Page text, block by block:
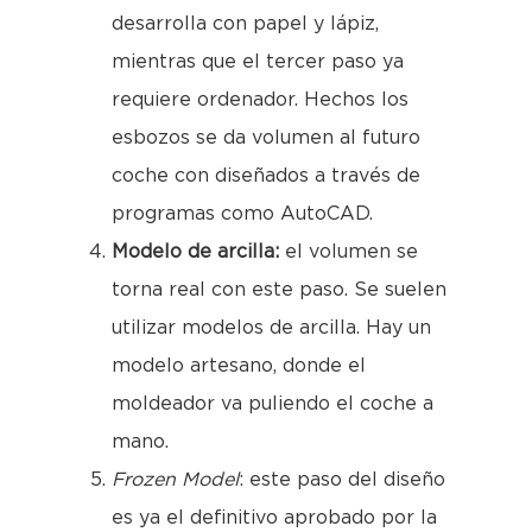
desarrolla con papel y lápiz,
mientras que el tercer paso ya
requiere ordenador. Hechos los
esbozos se da volumen al futuro
coche con diseñados a través de
programas como AutoCAD.
Modelo de arcilla: el volumen se
torna real con este paso. Se suelen
utilizar modelos de arcilla. Hay un
modelo artesano, donde el
moldeador va puliendo el coche a
mano.
Frozen Model: este paso del diseño
es ya el definitivo aprobado por la